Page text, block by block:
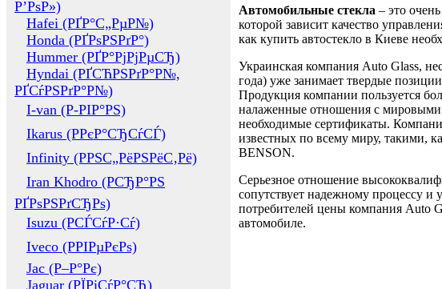
Р’РѕР»)
Hafei (РҐР°С„РµР№)
Honda (РҐРѕРЅРґР°)
Hummer (РҐР°РјРјРµСЂ)
Hyndai (РҐСЋРЅРґР°Р№,
РҐСѓРЅРґР°Р№)
I-van (Р-РІР°РЅ)
Ikarus (РРєР°СЂСѓСЃ)
Infinity (РРЅС„РёРЅРёС‚Рё)
Iran Khodro (РСЂР°РЅ
РҐРѕРЅРґСЂРѕ)
Isuzu (РСЃСѓР·Сѓ)
Iveco (РРІРµРєРѕ)
Jac (Р–Р°Рє)
Jaguar (РЇРіСѓР°СЂ)
Автомобильные стекла – это
которой зависит качество
как купить автостекло в Киеве
Украинская компания Auto Glass,
года) уже занимает твердые
Продукция компании пользуется
налаженные отношения с мировыми
необходимые сертификаты.
известных по всему миру, такими,
BENSON.
Серьезное отношение
сопутствует надежному процессу и
потребителей цены компания Auto
автомобиле.